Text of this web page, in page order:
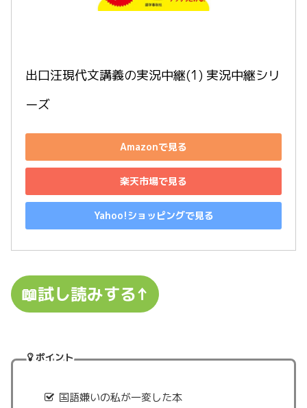
出口汪現代文講義の実況中継(1) 実況中継シリ
ーズ
Amazonで見る
楽天市場で見る
Yahoo!ショッピングで見る
📖試し読みする↑
ポイント
国語嫌いの私が一変した本